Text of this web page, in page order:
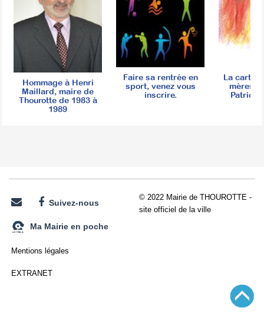
Hommage à Henri
Maillard, maire de
Thourotte de 1983 à
1989
Faire sa rentrée en
sport, venez vous
inscrire.
La carte
mères,
Patrice
Suivez-nous
Ma Mairie en poche
Mentions légales
EXTRANET
© 2022 Mairie de THOUROTTE -
site officiel de la ville